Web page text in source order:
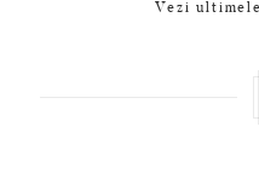
Vezi